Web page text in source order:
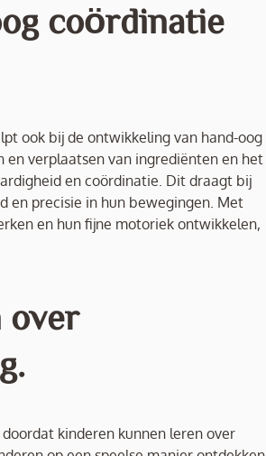
coördinatie
ook bij de ontwikkeling van hand-oog
verplaatsen van ingrediënten en het
en coördinatie. Dit draagt bij
en precisie in hun bewegingen. Met
en hun fijne motoriek ontwikkelen,
over
kinderen kunnen leren over